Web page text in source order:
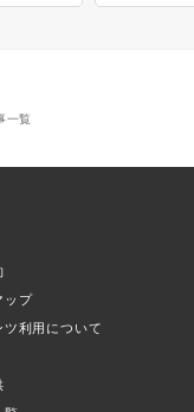
一覧
ップ
ツ利用について